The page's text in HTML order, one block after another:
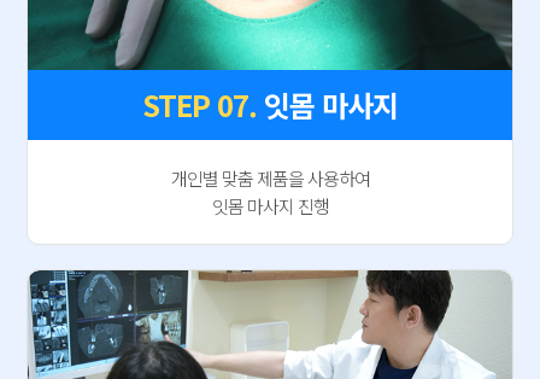
STEP 07. 잇몸 마사지
개인별 맞춤 제품을 사용하여
잇몸 마사지 진행